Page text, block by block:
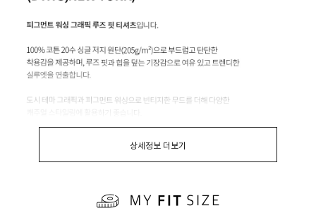
상세정보 더보기